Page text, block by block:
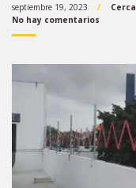
septiembre 19, 2023
No hay comentarios